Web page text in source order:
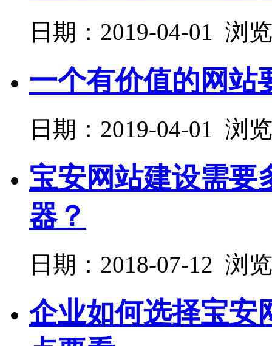
日期：2019-04-01 浏
一个有价值的网站
日期：2019-04-01 浏
宝安网站建设需要
器？
日期：2018-07-12 浏
企业如何选择宝安